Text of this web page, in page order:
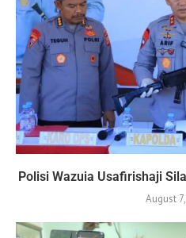
Polisi Wazuia Usafirishaji
August